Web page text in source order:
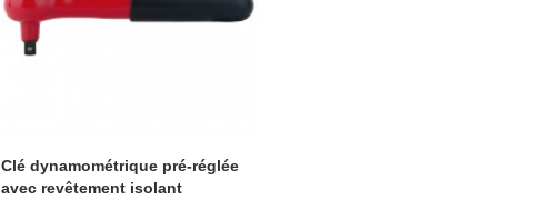
Clé dynamométrique pré-réglée
avec revêtement isolant